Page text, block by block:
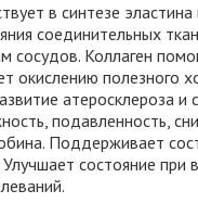
в синтезе
соединительных
сосудов. Коллаген
окислению полезного
атеросклероза и
подавленность,
Поддерживает
состояние при